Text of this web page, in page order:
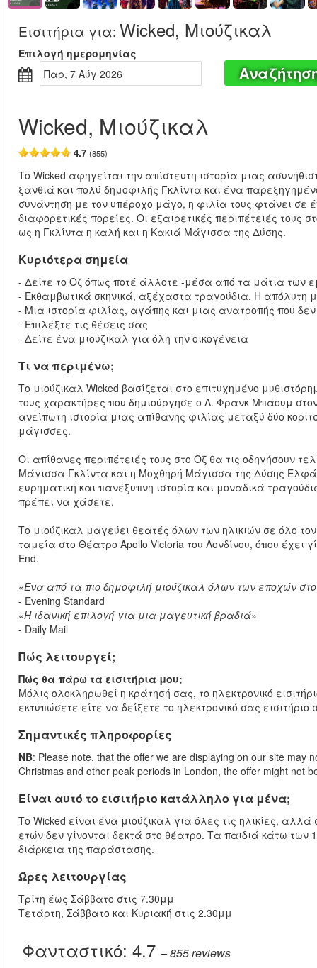
Εισιτήρια για: Wicked, Μιούζικαλ
Επιλογή ημερομηνίας
Παρ, 7 Αύγ 2026
Wicked, Μιούζικαλ
4.7 (855)
Το Wicked αφηγείται την απίστευτη ιστορία μιας
ξανθιά και πολύ δημοφιλής Γκλίντα και ένα
συνάντηση με τον υπέροχο μάγο, η φιλία τους φτάνει σε
διαφορετικές πορείες. Οι εξαιρετικές περιπέτειές
ως η Γκλίντα η καλή και η Κακιά Μάγισσα της Δύσης.
Κυριότερα σημεία
- Δείτε το Οζ όπως ποτέ άλλοτε -μέσα από τα μάτια των
- Εκθαμβωτικά σκηνικά, αξέχαστα τραγούδια. Η απόλυτη
- Μια ιστορία φιλίας, αγάπης και μιας ανατροπής που
- Επιλέξτε τις θέσεις σας
- Δείτε ένα μιούζικαλ για όλη την οικογένεια
Τι να περιμένω;
Το μιούζικαλ Wicked βασίζεται στο επιτυχημένο
τους χαρακτήρες που δημιούργησε ο Λ. Φρανκ Μπάουμ
ανείπωτη ιστορία μιας απίθανης φιλίας μεταξύ δύο
μάγισσες.
Οι απίθανες περιπέτειές τους στο Οζ θα τις οδηγήσουν
Μάγισσα Γκλίντα και η Μοχθηρή Μάγισσα της Δύσης
ευρηματική και πανέξυπνη ιστορία και μοναδικά
πρέπει να χάσετε.
Το μιούζικαλ μαγεύει θεατές όλων των ηλικιών σε όλο
ταμεία στο Θέατρο Apollo Victoria του Λονδίνου, όπου έχει
End.
«Ένα από τα πιο δημοφιλή μιούζικαλ όλων των εποχών στο
- Evening Standard
«Η ιδανική επιλογή για μια μαγευτική βραδιά»
- Daily Mail
Πώς λειτουργεί;
Πώς θα πάρω τα εισιτήρια μου;
Μόλις ολοκληρωθεί η κράτησή σας, το ηλεκτρονικό
εκτυπώσετε είτε να δείξετε το ηλεκτρονικό σας
Σημαντικές πληροφορίες
NB: Please note, that the offer we are displaying on our site may
Christmas and other peak periods in London, the offer might not
Είναι αυτό το εισιτήριο κατάλληλο για μένα;
Το Wicked είναι ένα μιούζικαλ για όλες τις ηλικίες,
ετών δεν γίνονται δεκτά στο θέατρο. Τα παιδιά κάτω
διάρκεια της παράστασης.
Ώρες λειτουργίας
Τρίτη έως Σάββατο στις 7.30μμ
Τετάρτη, Σάββατο και Κυριακή στις 2.30μμ
Φανταστικό: 4.7 – 855reviews